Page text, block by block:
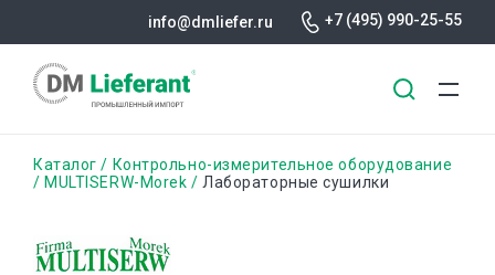
info@dmliefer.ru +7 (495) 990-25-55
Строка
Каталог
Контрольно-измерительное оборудование
MULTISERW-Morek
Лабораторные сушилки